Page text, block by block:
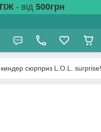
- від 500грн
сюрприз L.O.L.